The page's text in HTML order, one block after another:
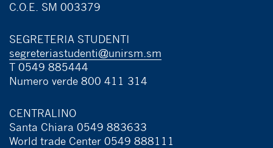
C.O.E. SM 003379
SEGRETERIA STUDENTI
segreteriastudenti@unirsm.sm
T 0549 885444
Numero verde 800 411 314
CENTRALINO
Santa Chiara 0549 883633
World trade Center 0549 888111